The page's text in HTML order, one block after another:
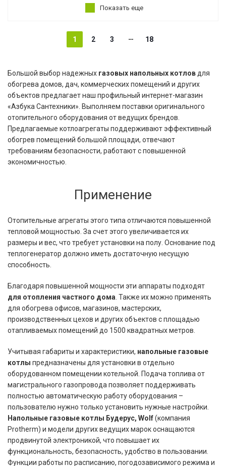
Показать еще
1 2 3 18
Большой выбор надежных газовых напольных котлов для
обогрева домов, дач, коммерческих помещений и других
объектов предлагает наш профильный интернет-магазин
«Азбука Сантехники». Выполняем поставки оригинального
отопительного оборудования от ведущих брендов.
Предлагаемые котлоагрегаты поддерживают эффективный
обогрев помещений большой площади, отвечают
требованиям безопасности, работают с повышенной
экономичностью.
Применение
Отопительные агрегаты этого типа отличаются повышенной
тепловой мощностью. За счет этого увеличивается их
размеры и вес, что требует установки на полу. Основание под
теплогенератор должно иметь достаточную несущую
способность.
Благодаря повышенной мощности эти аппараты подходят
для отопления частного дома . Также их можно применять
для обогрева офисов, магазинов, мастерских,
производственных цехов и других объектов с площадью
отапливаемых помещений до 1500 квадратных метров.
Учитывая габариты и характеристики, напольные газовые
котлы предназначены для установки в отдельно
оборудованном помещении котельной. Подача топлива от
магистрального газопровода позволяет поддерживать
полностью автоматическую работу оборудования –
пользователю нужно только установить нужные настройки.
Напольные газовые котлы Будерус, Wolf(компания
Protherm) и модели других ведущих марок оснащаются
продвинутой электроникой, что повышает их
функциональность, безопасность, удобство в пользовании.
Функции работы по расписанию, погодозависимого режима и